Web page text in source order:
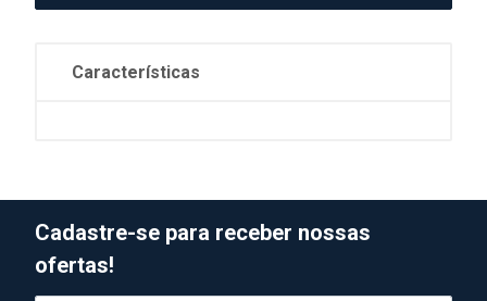
Características
Cadastre-se para receber nossas
ofertas!